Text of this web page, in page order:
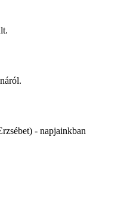
- napjainkban